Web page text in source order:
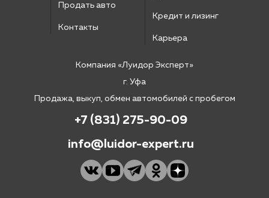
Продать авто
Контакты
Кредит и лизинг
Карьера
Компания «Луидор Эксперт»
г. Уфа
Продажа, выкуп, обмен автомобилей с пробегом
+7 (831) 275-90-09
info@luidor-expert.ru